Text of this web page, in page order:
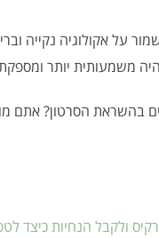
על אקולוגיה נקייה
משמעותית יותר
בהשראת הסרטון? אתם
ולקבל הנחיות כיצד